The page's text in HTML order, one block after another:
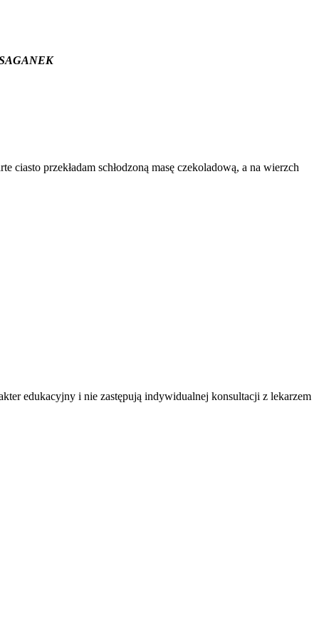
ciasto przekładam schłodzoną masę czekoladową, a na wierzch
edukacyjny i nie zastępują indywidualnej konsultacji z lekarzem